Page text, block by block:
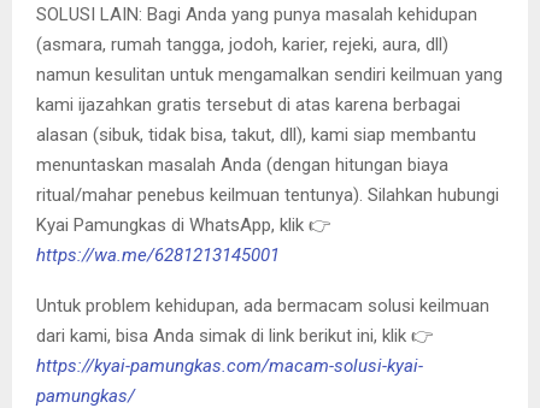
SOLUSI LAIN: Bagi Anda yang punya masalah kehidupan
(asmara, rumah tangga, jodoh, karier, rejeki, aura, dll)
namun kesulitan untuk mengamalkan sendiri keilmuan yang
kami ijazahkan gratis tersebut di atas karena berbagai
alasan (sibuk, tidak bisa, takut, dll), kami siap membantu
menuntaskan masalah Anda (dengan hitungan biaya
ritual/mahar penebus keilmuan tentunya). Silahkan hubungi
Kyai Pamungkas di WhatsApp, klik 👉
https://wa.me/6281213145001
Untuk problem kehidupan, ada bermacam solusi keilmuan
dari kami, bisa Anda simak di link berikut ini, klik 👉
https://kyai-pamungkas.com/macam-solusi-kyai-
pamungkas/